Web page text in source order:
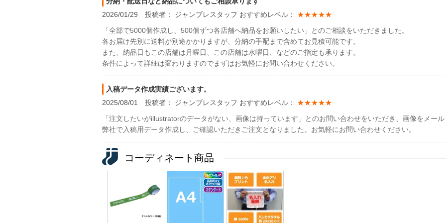
2026/01/29 投稿者： ジャンブレスタッフ おすすめレベル：
★★★★★
「全部で5000個作成し、500個ずつ各店舗へ納品をお願いしたい」とのご相談をいただきました。
各お届け先別に送料が別途かかりますが、分納の手配まで含めてお見積可能です。
また、納品日もこの店舗は月曜日、この店舗は水曜日、などのご指定も承ります。
条件によって詳細は変わりますのでまずはお気軽にお問い合わせください。
入稿データ作成実績ございます。
2025/08/01 投稿者： ジャンブレスタッフ おすすめレベル：
★★★★★
「注文したいがillustratorのデータがない、画像は持っています」とのお問い合わせをいただき、画像をメール
弊社で入稿用データ作成し、ご確認いただきご注文となりました。お気軽にお問い合わせください。
コーディネート商品